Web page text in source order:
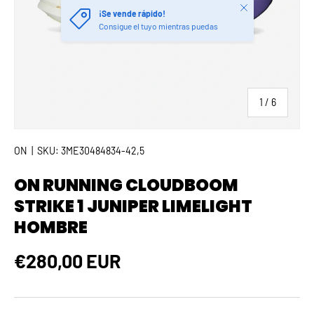
1 / de
6
¡Se vende rápido!
Consigue el tuyo mientras puedas
Cerrar
ON SKU: 3ME30484834-42,5
ON RUNNING CLOUDBOOM
STRIKE 1 JUNIPER LIMELIGHT
HOMBRE
Precio normal
€280,00 EUR